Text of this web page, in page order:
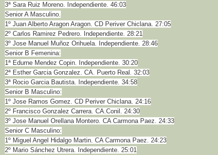
3ª Sara Ruiz Moreno. Independiente. 46:03
Senior A Masculino.
1º Juan Alberto Aragon Aragon. CD Periver Chiclana. 27:05
2º Carlos Ramirez Pedrero. Independiente. 28:21
3º Jose Manuel Muñoz Orihuela. Independiente. 28:46
Senior B Femenina:
1ª Edurne Mendez Copin. Independiente. 30:20
2ª Esther Garcia Gonzalez. CA. Puerto Real. 32:03
3ª Rocio Garcia Bautista. Independiente. 34:58
Senior B Masculino:
1º Jose Ramos Gomez. CD Periver Chiclana. 24:16
2º Francisco Gonzalez Carrera. CA.Conil. 24:30
3º Jose Manuel Orellana Montero. CA Carmona Paez. 24:33
Senior C Masculino:
1º Miguel Angel Hidalgo Martin. CA Carmona Paez. 24:23
2º Mario Sánchez Utrera. Independiente. 25:01